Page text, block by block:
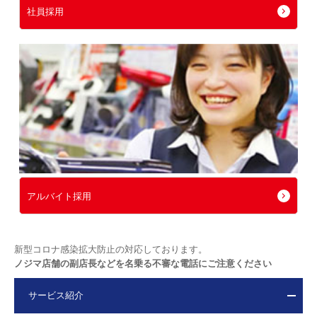
社員採用
アルバイト採用
新型コロナ感染拡大防止の対応しております。
ノジマ店舗の副店長などを名乗る不審な電話にご注意ください
サービス紹介